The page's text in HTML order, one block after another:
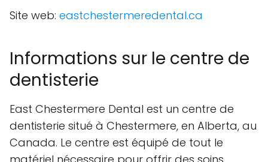
Site web: eastchestermeredental.ca
Informations sur le centre de
dentisterie
East Chestermere Dental est un centre de
dentisterie situé à Chestermere, en Alberta, au
Canada. Le centre est équipé de tout le